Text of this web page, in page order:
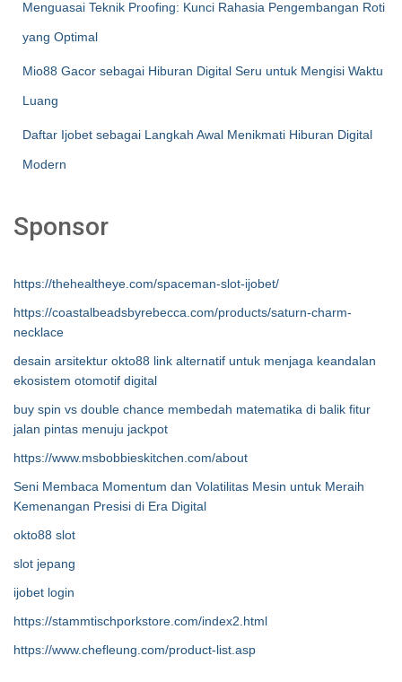
Menguasai Teknik Proofing: Kunci Rahasia Pengembangan Roti
yang Optimal
Mio88 Gacor sebagai Hiburan Digital Seru untuk Mengisi Waktu
Luang
Daftar Ijobet sebagai Langkah Awal Menikmati Hiburan Digital
Modern
Sponsor
https://thehealtheye.com/spaceman-slot-ijobet/
https://coastalbeadsbyrebecca.com/products/saturn-charm-
necklace
desain arsitektur okto88 link alternatif untuk menjaga keandalan
ekosistem otomotif digital
buy spin vs double chance membedah matematika di balik fitur
jalan pintas menuju jackpot
https://www.msbobbieskitchen.com/about
Seni Membaca Momentum dan Volatilitas Mesin untuk Meraih
Kemenangan Presisi di Era Digital
okto88 slot
slot jepang
ijobet login
https://stammtischporkstore.com/index2.html
https://www.chefleung.com/product-list.asp